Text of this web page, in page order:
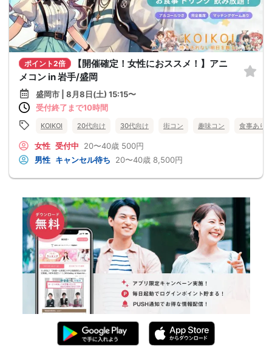
ポイント2倍
【開催確定！女性におススメ！】アニ
メコン in 岩手/盛岡
盛岡市 | 8月8日(土) 15:15〜
受付終了まで10時間
KOIKOI 20代向け 30代向け 街コン 趣味コン 食事あり
女性 受付中 20〜40歳 500円
男性 キャンセル待ち 20〜40歳 8,500円